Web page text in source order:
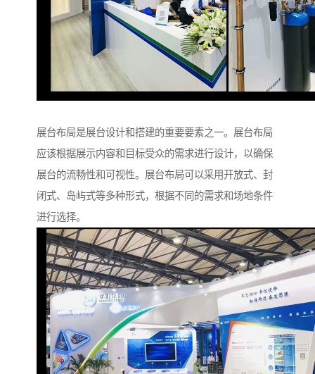
展台布局是展台设计和搭建的重要要素之一。展台布局
应该根据展示内容和目标受众的需求进行设计，以确保
展台的流畅性和可视性。展台布局可以采用开放式、封
闭式、岛屿式等多种形式，根据不同的需求和场地条件
进行选择。